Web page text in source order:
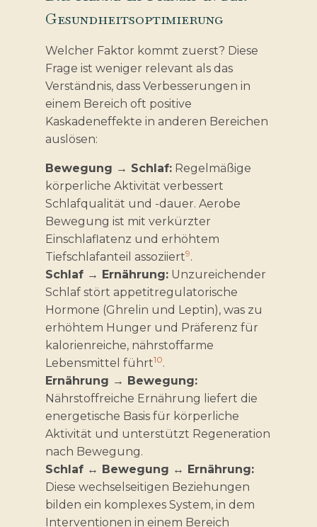
Gesundheitsoptimierung
Welcher Faktor kommt zuerst? Diese
Frage ist weniger relevant als das
Verständnis, dass Verbesserungen in
einem Bereich oft positive
Kaskadeneffekte in anderen Bereichen
auslösen:
Bewegung → Schlaf: Regelmäßige
körperliche Aktivität verbessert
Schlafqualität und -dauer. Aerobe
Bewegung ist mit verkürzter
Einschlaflatenz und erhöhtem
Tiefschlafanteil assoziiert9.
Schlaf → Ernährung: Unzureichender
Schlaf stört appetitregulatorische
Hormone (Ghrelin und Leptin), was zu
erhöhtem Hunger und Präferenz für
kalorienreiche, nährstoffarme
Lebensmittel führt10.
Ernährung → Bewegung:
Nährstoffreiche Ernährung liefert die
energetische Basis für körperliche
Aktivität und unterstützt Regeneration
nach Bewegung.
Schlaf ↔ Bewegung ↔ Ernährung:
Diese wechselseitigen Beziehungen
bilden ein komplexes System, in dem
Interventionen in einem Bereich